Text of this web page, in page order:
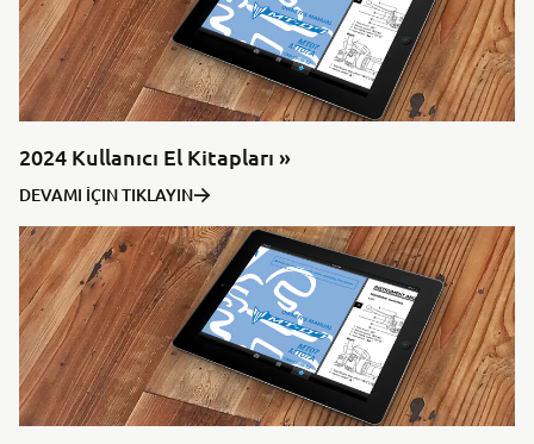
2024 Kullanıcı El Kitapları »
DEVAMI İÇIN TIKLAYIN